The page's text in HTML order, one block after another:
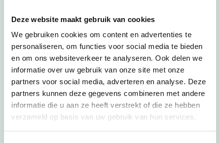
Deze website maakt gebruik van cookies
We gebruiken cookies om content en advertenties te
personaliseren, om functies voor social media te bieden
en om ons websiteverkeer te analyseren. Ook delen we
informatie over uw gebruik van onze site met onze
partners voor social media, adverteren en analyse. Deze
partners kunnen deze gegevens combineren met andere
informatie die u aan ze heeft verstrekt of die ze hebben
verzameld op basis van uw gebruik van hun services.
Een Kidsproof zomervakantie!